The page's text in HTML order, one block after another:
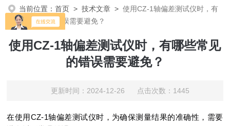
当前位置：首页 >技术文章 >使用CZ-1轴偏差测试仪时，有
哪些常见的错误需要避免？
使用CZ-1轴偏差测试仪时，有哪些常见
的错误需要避免？
更新时间：2024-12-26 点击次数：1445
在使用CZ-1轴偏差测试仪时，为确保测量结果的准确性，需要